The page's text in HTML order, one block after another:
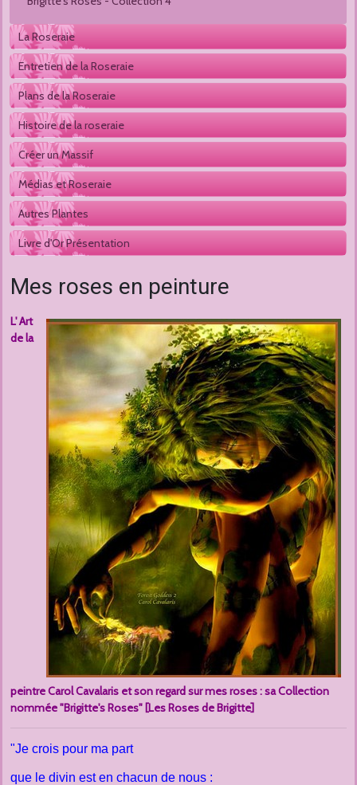
Mes roses en peinture
L' Art
de la
peintre Carol Cavalaris et son regard sur mes roses : sa Collection
nommée "Brigitte's Roses" [Les Roses de Brigitte]
"Je crois pour ma part
que le divin est en chacun de nous :
La Roseraie
Entretien de la Roseraie
Plans de la Roseraie
Histoire de la roseraie
Créer un Massif
Médias et Roseraie
Autres Plantes
Livre d'Or Présentation